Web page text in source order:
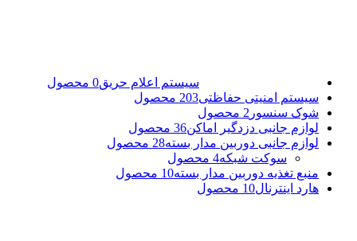
سیستم اعلام حریق0 محصول
سیستم امنیتی حفاظتی203 محصول
شوک سنسور 2 محصول
لوازم جانبی دزدگیر اماکن36 محصول
لوازم جانبی دوربین مدار بسته28 محصول
سوکت شبکه4 محصول
منبع تغذیه دوربین مدار بسته10 محصول
هارد اینترنال10 محصول